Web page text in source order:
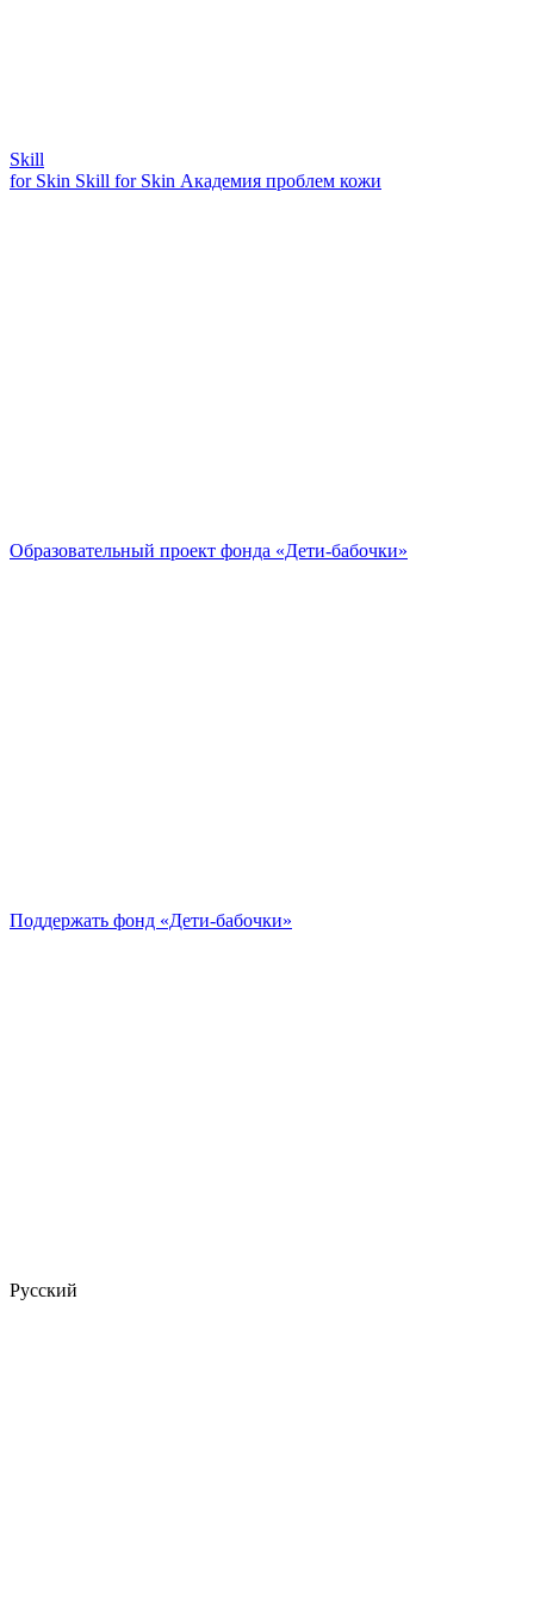
Skill
for Skin Skill for Skin Академия проблем кожи
Образовательный проект фонда «Дети-бабочки»
Поддержать фонд «Дети-бабочки»
Русский